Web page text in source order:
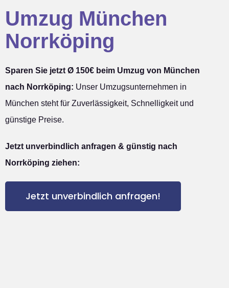
Umzug München
Norrköping
Sparen Sie jetzt Ø 150€ beim Umzug von München
nach Norrköping: Unser Umzugsunternehmen in
München steht für Zuverlässigkeit, Schnelligkeit und
günstige Preise.
Jetzt unverbindlich anfragen & günstig nach
Norrköping ziehen:
Jetzt unverbindlich anfragen!